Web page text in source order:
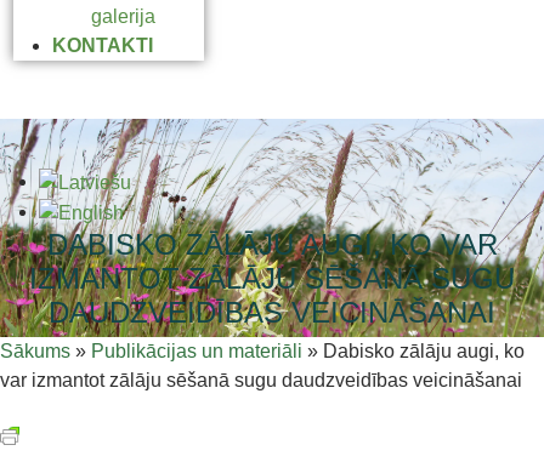
galerija
KONTAKTI
DABISKO ZĀLĀJU AUGI, KO VAR
IZMANTOT ZĀLĀJU SĒŠANĀ SUGU
DAUDZVEIDĪBAS VEICINĀŠANAI
Sākums » Publikācijas un materiāli » Dabisko zālāju augi, ko
var izmantot zālāju sēšanā sugu daudzveidības veicināšanai